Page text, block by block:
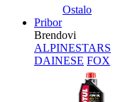
Ostalo
Pribor
Brendovi
ALPINESTARS
DAINESE FOX